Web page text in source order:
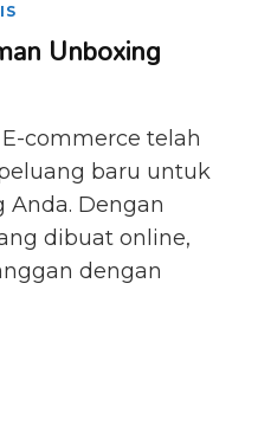
Unboxing
E-commerce telah
baru untuk
Dengan
dibuat online,
dengan